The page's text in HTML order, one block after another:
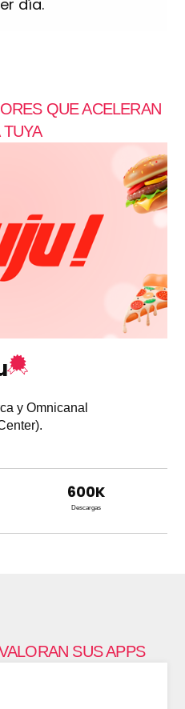
día.
QUE ACELERAN
y Omnicanal
600K
Descargas
SUS APPS